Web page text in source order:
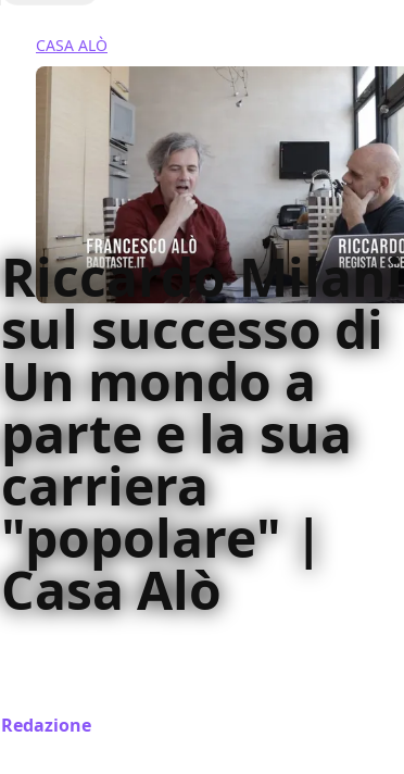
CASA ALÒ
Riccardo Milani
sul successo di
Un mondo a
parte e la sua
carriera
"popolare" |
Casa Alò
Redazione